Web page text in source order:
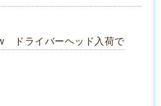
ドライバーヘッド入荷で